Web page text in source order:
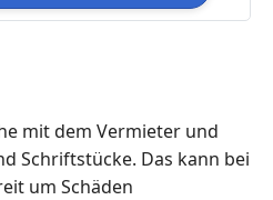
mit dem Vermieter und
Schriftstücke. Das kann bei
um Schäden